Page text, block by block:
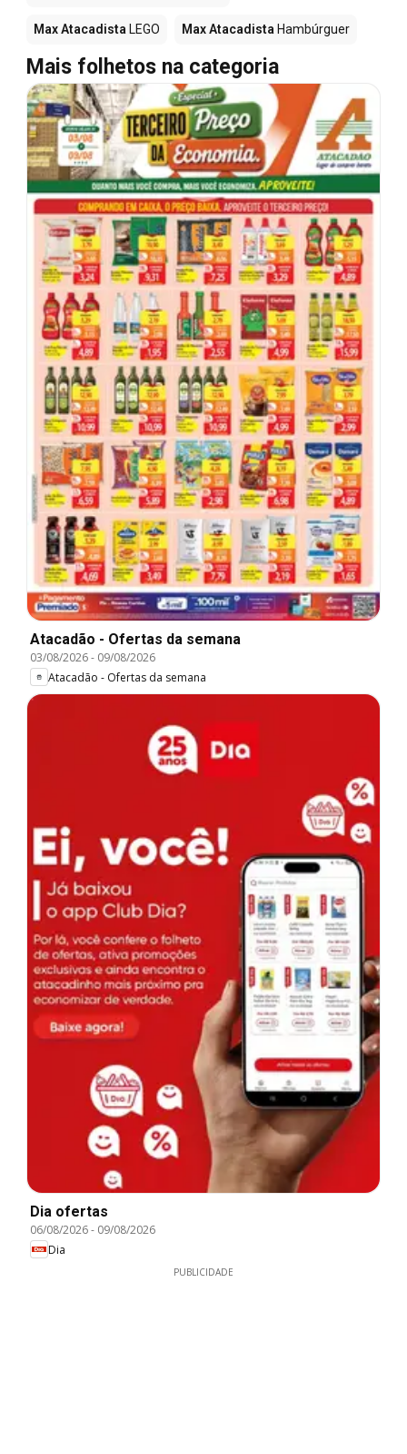
Max Atacadista LEGO Max Atacadista Hambúrguer
Mais folhetos na categoria
Atacadão - Ofertas da semana
03/08/2026- 09/08/2026
Atacadão - Ofertas da semana
Dia ofertas
06/08/2026- 09/08/2026
Dia
PUBLICIDADE